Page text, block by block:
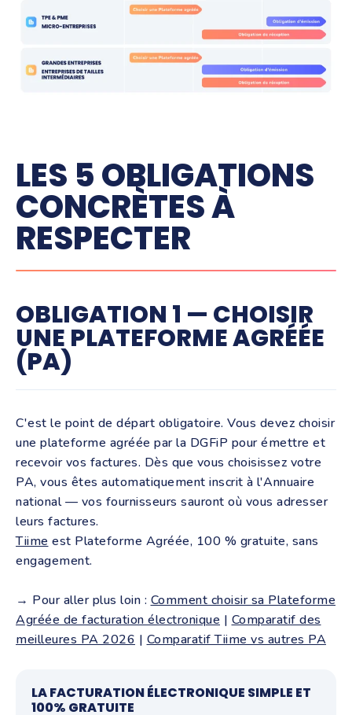
LES 5 OBLIGATIONS
CONCRÈTES À
RESPECTER
OBLIGATION 1 — CHOISIR
UNE PLATEFORME AGRÉÉE
(PA)
C'est le point de départ obligatoire. Vous devez choisir
une plateforme agréée par la DGFiP pour émettre et
recevoir vos factures. Dès que vous choisissez votre
PA, vous êtes automatiquement inscrit à l'Annuaire
national — vos fournisseurs sauront où vous adresser
leurs factures.
Tiimeest Plateforme Agréée, 100 % gratuite, sans
engagement.
→ Pour aller plus loin :Comment choisir sa Plateforme
Agréée de facturation électronique |Comparatif des
meilleures PA 2026 |Comparatif Tiime vs autres PA
LA FACTURATION ÉLECTRONIQUE SIMPLE ET
100% GRATUITE